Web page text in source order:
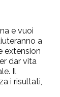
e vuoi
a
extension
dar vita
Il
i risultati,